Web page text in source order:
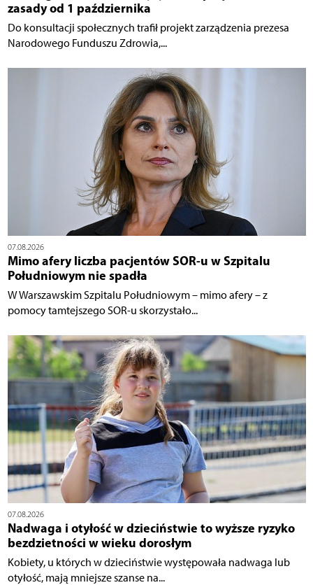
zasady od 1 października
Do konsultacji społecznych trafił projekt zarządzenia prezesa
Narodowego Funduszu Zdrowia,...
07.08.2026
Mimo afery liczba pacjentów SOR-u w Szpitalu
Południowym nie spadła
W Warszawskim Szpitalu Południowym – mimo afery – z
pomocy tamtejszego SOR-u skorzystało...
07.08.2026
Nadwaga i otyłość w dzieciństwie to wyższe ryzyko
bezdzietności w wieku dorosłym
Kobiety, u których w dzieciństwie występowała nadwaga lub
otyłość, mają mniejsze szanse na...